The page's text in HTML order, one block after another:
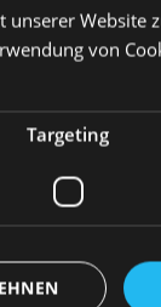
in
Großmutter
er zu Hause
kommt er
Website
von
Targeting